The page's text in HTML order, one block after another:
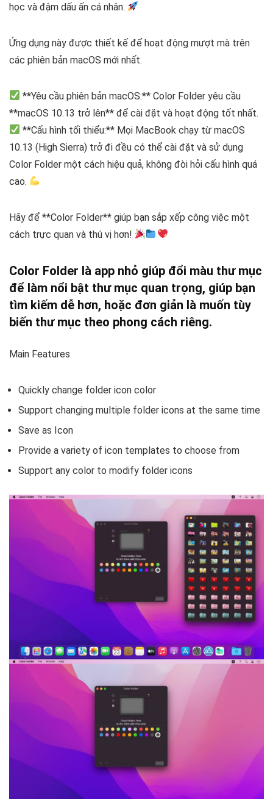
học và đậm dấu ấn cá nhân.
Ứng dụng này được thiết kế để hoạt động mượt mà trên
các phiên bản macOS mới nhất.
**Yêu cầu phiên bản macOS:** Color Folder yêu cầu
**macOS 10.13 trở lên** để cài đặt và hoạt động tốt nhất.
**Cấu hình tối thiểu:** Mọi MacBook chạy từ macOS
10.13 (High Sierra) trở đi đều có thể cài đặt và sử dụng
Color Folder một cách hiệu quả, không đòi hỏi cấu hình quá
cao.
Hãy để **Color Folder** giúp bạn sắp xếp công việc một
cách trực quan và thú vị hơn!
Color Folder là app nhỏ giúp đổi màu thư mục
để làm nổi bật thư mục quan trọng, giúp bạn
tìm kiếm dễ hơn, hoặc đơn giản là muốn tùy
biến thư mục theo phong cách riêng.
Main Features
Quickly change folder icon color
Support changing multiple folder icons at the same time
Save as Icon
Provide a variety of icon templates to choose from
Support any color to modify folder icons